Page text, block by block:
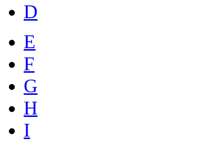
D
E
F
G
H
I